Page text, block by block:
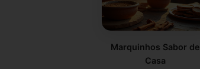
Marquinhos Sabor de
Casa